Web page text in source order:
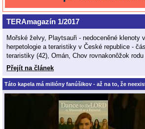
TERAmagazín 1/2017
Mořské želvy, Playtsauři - nedoceněné klenoty
herpetologie a teraristiky v České republice -
teraristiky (42), Omán, Chov rovnakonôžok
Přejít na článek
Táto kapela má milióny fanúšikov - až na to, že